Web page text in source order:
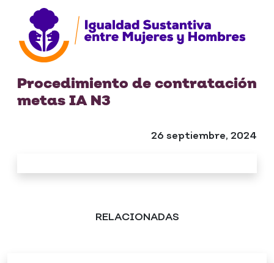
Procedimiento de contratación
metas IA N3
26 septiembre, 2024
RELACIONADAS